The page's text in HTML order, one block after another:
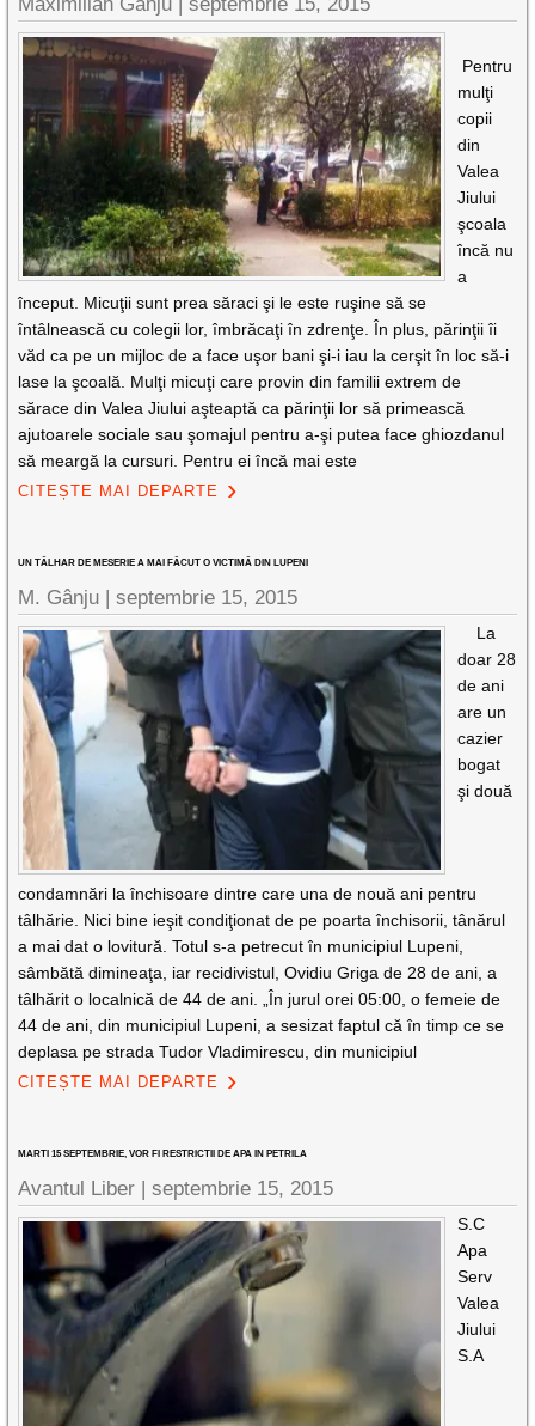
Pentru
mulţi
copii
din
Valea
Jiului
şcoala
încă nu
a
început. Micuţii sunt prea săraci şi le este ruşine să se
întâlnească cu colegii lor, îmbrăcaţi în zdrenţe. În plus, părinţii îi
văd ca pe un mijloc de a face uşor bani şi-i iau la cerşit în loc să-i
lase la şcoală. Mulţi micuţi care provin din familii extrem de
sărace din Valea Jiului aşteaptă ca părinţii lor să primească
ajutoarele sociale sau şomajul pentru a-şi putea face ghiozdanul
să meargă la cursuri. Pentru ei încă mai este
CITEȘTE MAI DEPARTE
UN TÂLHAR DE MESERIE A MAI FĂCUT O VICTIMĂ DIN LUPENI
M. Gânju |septembrie 15, 2015
La
doar 28
de ani
are un
cazier
bogat
şi două
condamnări la închisoare dintre care una de nouă ani pentru
tâlhărie. Nici bine ieşit condiţionat de pe poarta închisorii, tânărul
a mai dat o lovitură. Totul s-a petrecut în municipiul Lupeni,
sâmbătă dimineaţa, iar recidivistul, Ovidiu Griga de 28 de ani, a
tâlhărit o localnică de 44 de ani. „În jurul orei 05:00, o femeie de
44 de ani, din municipiul Lupeni, a sesizat faptul că în timp ce se
deplasa pe strada Tudor Vladimirescu, din municipiul
CITEȘTE MAI DEPARTE
MARTI 15 SEPTEMBRIE, VOR FI RESTRICTII DE APA IN PETRILA
Avantul Liber |septembrie 15, 2015
S.C
Apa
Serv
Valea
Jiului
S.A